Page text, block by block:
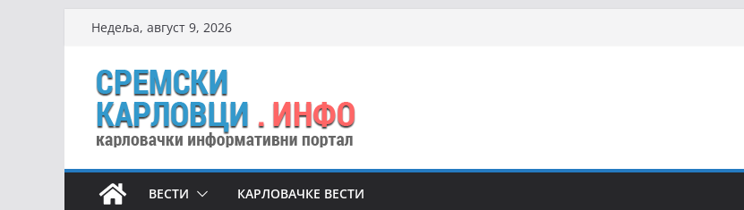
content
Недеља, август 9, 2026
ВЕСТИ КАРЛОВАЧКЕ ВЕСТИ